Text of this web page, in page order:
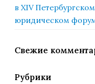
в XIV
юридическом
Свежие
Рубрики